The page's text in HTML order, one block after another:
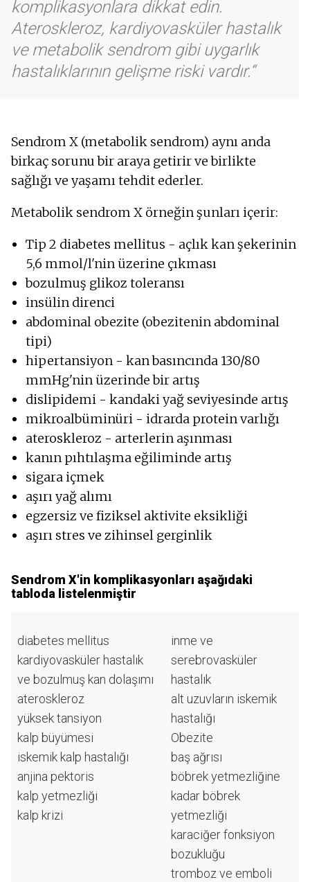
komplikasyonlara dikkat edin.
Ateroskleroz, kardiyovasküler hastalık
ve metabolik sendrom gibi uygarlık
hastalıklarının gelişme riski vardır.
Sendrom X (metabolik sendrom) aynı anda
birkaç sorunu bir araya getirir ve birlikte
sağlığı ve yaşamı tehdit ederler.
Metabolik sendrom X örneğin şunları içerir:
Tip 2 diabetes mellitus - açlık kan şekerinin
5,6 mmol/l'nin üzerine çıkması
bozulmuş glikoz toleransı
insülin direnci
abdominal obezite (obezitenin abdominal
tipi)
hipertansiyon - kan basıncında 130/80
mmHg'nin üzerinde bir artış
dislipidemi - kandaki yağ seviyesinde artış
mikroalbüminüri - idrarda protein varlığı
ateroskleroz - arterlerin aşınması
kanın pıhtılaşma eğiliminde artış
sigara içmek
aşırı yağ alımı
egzersiz ve fiziksel aktivite eksikliği
aşırı stres ve zihinsel gerginlik
Sendrom X'in komplikasyonları aşağıdaki
tabloda listelenmiştir
diabetes mellitus
kardiyovasküler hastalık
ve bozulmuş kan dolaşımı
ateroskleroz
yüksek tansiyon
kalp büyümesi
iskemik kalp hastalığı
anjina pektoris
kalp yetmezliği
kalp krizi
inme ve
serebrovasküler
hastalık
alt uzuvların iskemik
hastalığı
Obezite
baş ağrısı
böbrek yetmezliğine
kadar böbrek
yetmezliği
karaciğer fonksiyon
bozukluğu
tromboz ve emboli